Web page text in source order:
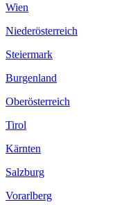
Wien
Niederösterreich
Steiermark
Burgenland
Oberösterreich
Tirol
Kärnten
Salzburg
Vorarlberg